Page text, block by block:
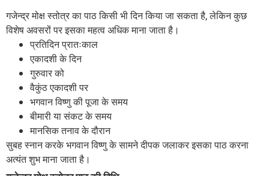
गजेन्द्र मोक्ष स्तोत्र का पाठ किसी भी दिन किया जा सकता है, लेकिन कुछ
विशेष अवसरों पर इसका महत्व अधिक माना जाता है।
प्रतिदिन प्रातःकाल
एकादशी के दिन
गुरुवार को
वैकुंठ एकादशी पर
भगवान विष्णु की पूजा के समय
बीमारी या संकट के समय
मानसिक तनाव के दौरान
सुबह स्नान करके भगवान विष्णु के सामने दीपक जलाकर इसका पाठ करना
अत्यंत शुभ माना जाता है।